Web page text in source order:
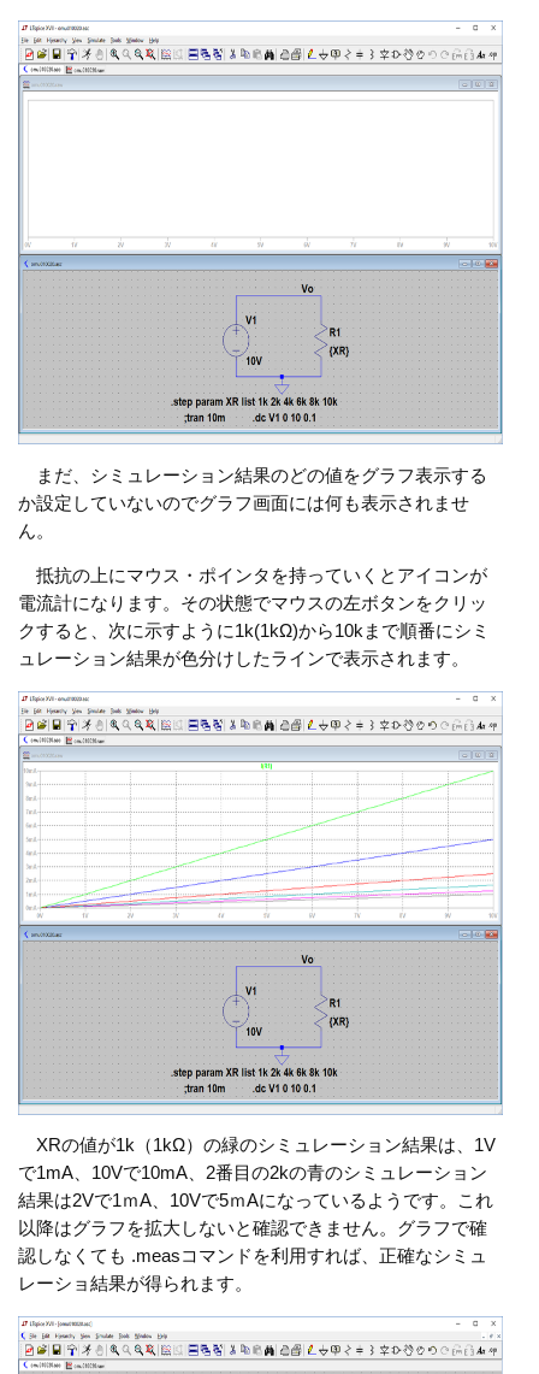
まだ、シミュレーション結果のどの値をグラフ表示する
か設定していないのでグラフ画面には何も表示されませ
ん。
抵抗の上にマウス・ポインタを持っていくとアイコンが
電流計になります。その状態でマウスの左ボタンをクリッ
クすると、次に示すように1k(1kΩ)から10kまで順番にシミ
ュレーション結果が色分けしたラインで表示されます。
XRの値が1k（1kΩ）の緑のシミュレーション結果は、1V
で1mA、10Vで10mA、2番目の2kの青のシミュレーション
結果は2Vで1ｍA、10Vで5ｍAになっているようです。これ
以降はグラフを拡大しないと確認できません。グラフで確
認しなくても .measコマンドを利用すれば、正確なシミュ
レーショ結果が得られます。